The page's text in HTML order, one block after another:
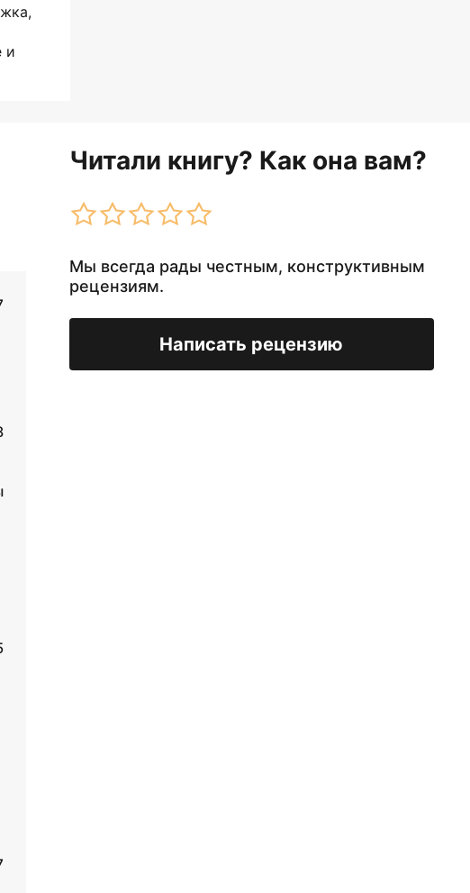
и
Читали книгу? Как она вам?
Мы всегда рады честным, конструктивным
рецензиям.
Написать рецензию